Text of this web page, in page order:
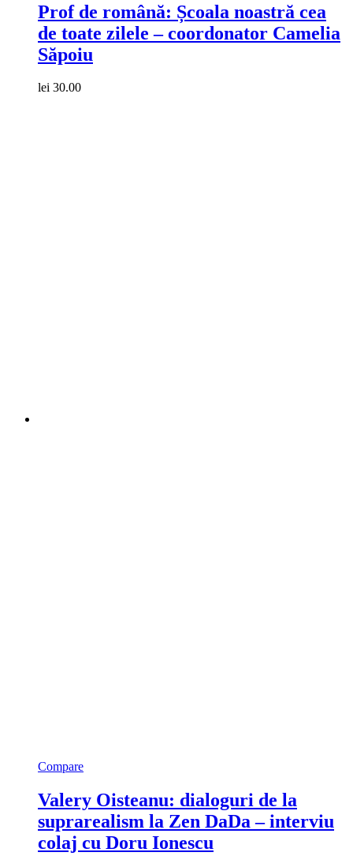
Prof de română: Școala noastră cea
de toate zilele – coordonator Camelia
Săpoiu
lei 30.00
Compare
Valery Oisteanu: dialoguri de la
suprarealism la Zen DaDa – interviu
colaj cu Doru Ionescu